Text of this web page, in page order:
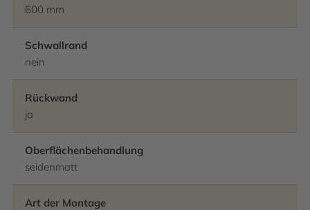
600 mm
Schwallrand
nein
Rückwand
ja
Oberflächenbehandlung
seidenmatt
Art der Montage